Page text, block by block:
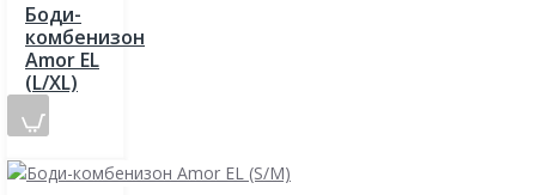
Боди-
комбенизон
Amor EL
(L/XL)